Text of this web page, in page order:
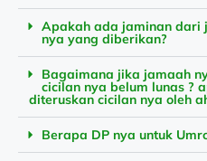
Apakah ada jaminan dari
nya yang diberikan?
Bagaimana jika jamaah
cicilan nya belum lunas ?
diteruskan cicilan nya oleh
Berapa DP nya untuk